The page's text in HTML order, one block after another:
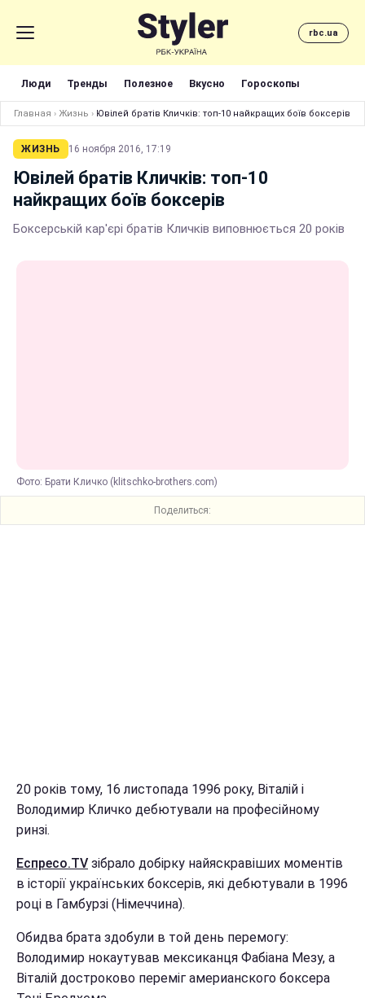
rbc.ua
Люди Тренды Полезное Вкусно Гороскопы
Главная › Жизнь › Ювілей братів Кличків: топ-10 найкращих боїв боксерів
ЖИЗНЬ 16 ноября 2016, 17:19
Ювілей братів Кличків: топ-10
найкращих боїв боксерів
Боксерській кар'єрі братів Кличків виповнюється 20 років
Фото: Брати Кличко (klitschko-brothers.com)
Поделиться:
20 років тому, 16 листопада 1996 року, Віталій і
Володимир Кличко дебютували на професійному
ринзі.
Еспресо.TV зібрало добірку найяскравіших моментів
в історії українських боксерів, які дебютували в 1996
році в Гамбурзі (Німеччина).
Обидва брата здобули в той день перемогу:
Володимир нокаутував мексиканця Фабіана Мезу, а
Віталій достроково переміг америанского боксера